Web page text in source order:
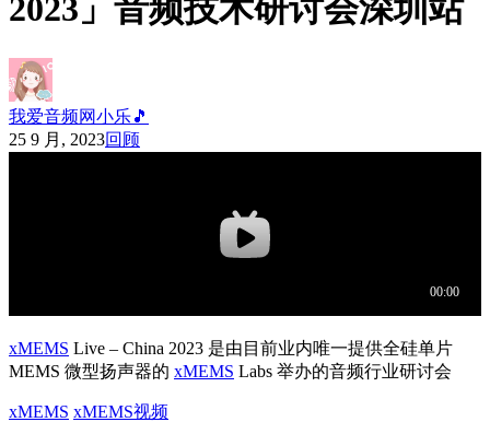
2023」音频技术研讨会深圳站
我爱音频网小乐🎵
25 9 月, 2023回顾
xMEMS Live – China 2023 是由目前业内唯一提供全硅单片
MEMS 微型扬声器的 xMEMS Labs 举办的音频行业研讨会
xMEMS xMEMS视频